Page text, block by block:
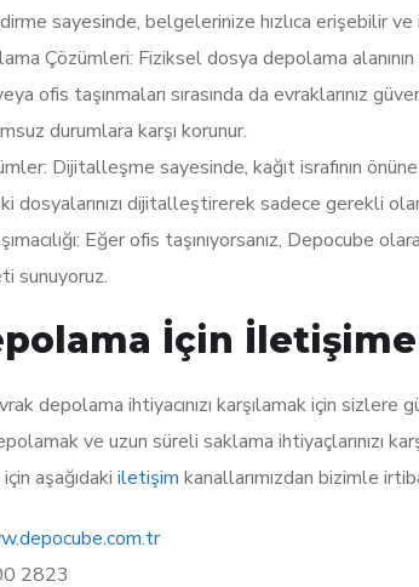
sayesinde, belgelerinize hızlıca erişebilir
Çözümleri: Fiziksel dosya depolama
ofis taşınmaları sırasında da evraklarınız
durumlara karşı korunur.
Dijitalleşme sayesinde, kağıt israfının
dosyalarınızı dijitalleştirerek sadece gerekli
Eğer ofis taşınıyorsanız, Depocube
sunuyoruz.
İçin
depolama ihtiyacınızı karşılamak için
ve uzun süreli saklama ihtiyaçlarınızı
aşağıdaki iletişim kanallarımızdan bizimle
2823